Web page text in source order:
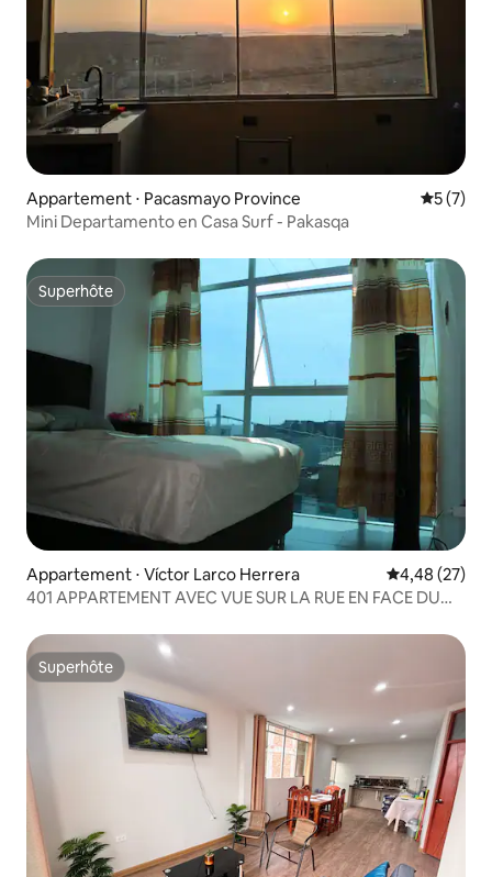
Appartement ⋅ Pacasmayo Province
5 (7)
Mini Departamento en Casa Surf - Pakasqa
Superhôte
Superhôte
Appartement ⋅ Víctor Larco Herrera Évaluation
4,48 (27)
401 APPARTEMENT AVEC VUE SUR LA RUE EN FACE DU
Superhôte
Superhôte